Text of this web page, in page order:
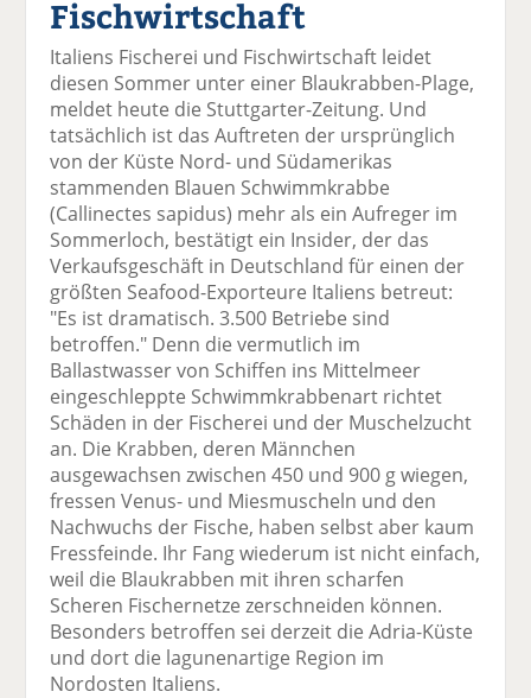
uf
F
ac
e
b
o
o
k
te
il
e
wi
tt
er
n
uf
Li
n
k
n
te
il
e
E
ai
er
n
d
ck
Fischwirtschaft
Italiens Fischerei und Fischwirtschaft leidet
diesen Sommer unter einer Blaukrabben-Plage,
meldet heute die Stuttgarter-Zeitung. Und
tatsächlich ist das Auftreten der ursprünglich
von der Küste Nord- und Südamerikas
stammenden Blauen Schwimmkrabbe
(Callinectes sapidus) mehr als ein Aufreger im
Sommerloch, bestätigt ein Insider, der das
Verkaufsgeschäft in Deutschland für einen der
größten Seafood-Exporteure Italiens betreut:
"Es ist dramatisch. 3.500 Betriebe sind
betroffen." Denn die vermutlich im
Ballastwasser von Schiffen ins Mittelmeer
eingeschleppte Schwimmkrabbenart richtet
Schäden in der Fischerei und der Muschelzucht
an. Die Krabben, deren Männchen
ausgewachsen zwischen 450 und 900 g wiegen,
fressen Venus- und Miesmuscheln und den
Nachwuchs der Fische, haben selbst aber kaum
Fressfeinde. Ihr Fang wiederum ist nicht einfach,
weil die Blaukrabben mit ihren scharfen
Scheren Fischernetze zerschneiden können.
Besonders betroffen sei derzeit die Adria-Küste
und dort die lagunenartige Region im
Nordosten Italiens.